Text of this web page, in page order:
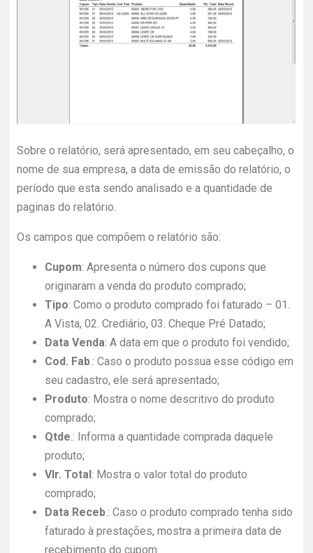
Sobre o relatório, será apresentado, em seu cabeçalho, o
nome de sua empresa, a data de emissão do relatório, o
período que esta sendo analisado e a quantidade de
paginas do relatório.
Os campos que compõem o relatório são:
Cupom: Apresenta o número dos cupons que
originaram a venda do produto comprado;
Tipo: Como o produto comprado foi faturado – 01.
A Vista, 02. Crediário, 03. Cheque Pré Datado;
Data Venda: A data em que o produto foi vendido;
Cod. Fab.: Caso o produto possua esse código em
seu cadastro, ele será apresentado;
Produto: Mostra o nome descritivo do produto
comprado;
Qtde .: Informa a quantidade comprada daquele
produto;
Vlr. Total: Mostra o valor total do produto
comprado;
Data Receb.: Caso o produto comprado tenha sido
faturado à prestações, mostra a primeira data de
recebimento do cupom.